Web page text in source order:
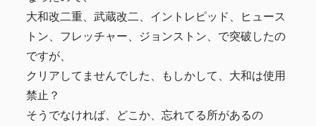
大和改二重、武蔵改二、イントレピッド、ヒュース
トン、フレッチャー、ジョンストン、で突破したの
ですが、
クリアしてませんでした、もしかして、大和は使用
禁止？
そうでなければ、どこか、忘れてる所があるの